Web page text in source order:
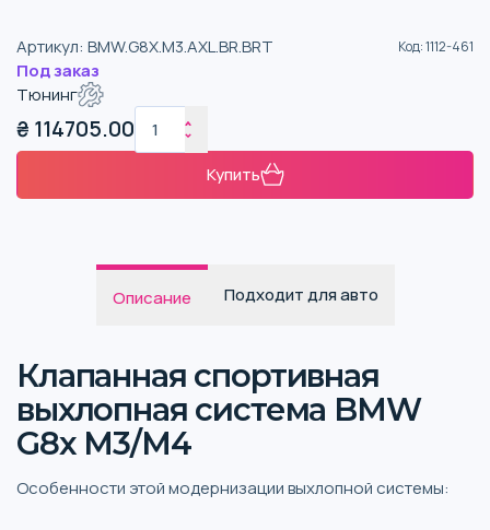
Артикул: BMW.G8X.M3.AXL.BR.BRT Код:1112-461
Под заказ
Тюнинг
₴ 114705.00
Купить
Описание Подходит для авто
Клапанная спортивная
выхлопная система BMW
G8x M3/M4
Особенности этой модернизации выхлопной системы: